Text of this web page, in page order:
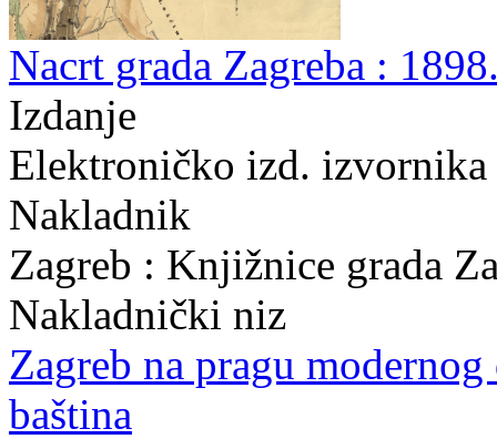
Nacrt grada Zagreba :
Izdanje
Elektroničko izd.
Nakladnik
Zagreb : Knjižnice grada
Nakladnički niz
Zagreb na pragu modernog
baština